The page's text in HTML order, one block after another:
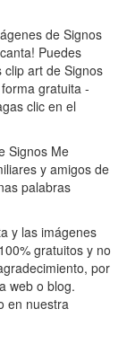
de Signos
Puedes
art de Signos
gratuita -
clic en el
Signos Me
y amigos de
palabras
y las imágenes
gratuitos y no
por
web o blog.
en nuestra